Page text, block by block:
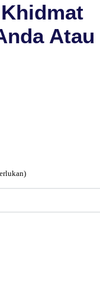
Atau